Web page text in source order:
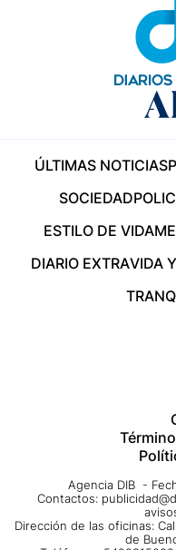
ÚLTIMAS NOTICIAS
SOCIEDAD
ESTILO DE VIDA
DIARIO EXTRAVIDA
Agencia DIB -
Contactos:
Dirección de las oficinas:
de